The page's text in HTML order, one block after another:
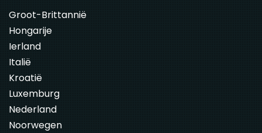
Groot-Brittannië
Hongarije
Ierland
Italië
Kroatië
Luxemburg
Nederland
Noorwegen